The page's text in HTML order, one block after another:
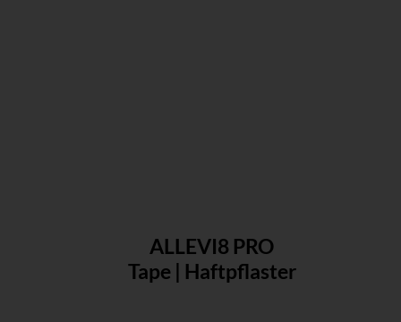
ALLEVI8 PRO
Tape | Haftpflaster